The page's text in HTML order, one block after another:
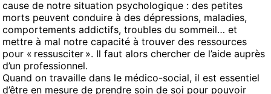
cause de notre situation psychologique : des petites
morts peuvent conduire à des dépressions, maladies,
comportements addictifs, troubles du sommeil… et
mettre à mal notre capacité à trouver des ressources
pour « ressusciter ». Il faut alors chercher de l’aide auprès
d’un professionnel.
Quand on travaille dans le médico-social, il est essentiel
d’être en mesure de prendre soin de soi pour pouvoir